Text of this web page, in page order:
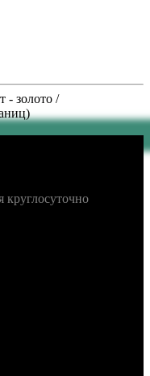
- золото /
круглосуточно